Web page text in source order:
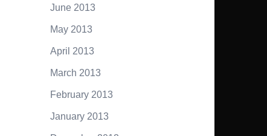
June 2013
May 2013
April 2013
March 2013
February 2013
January 2013